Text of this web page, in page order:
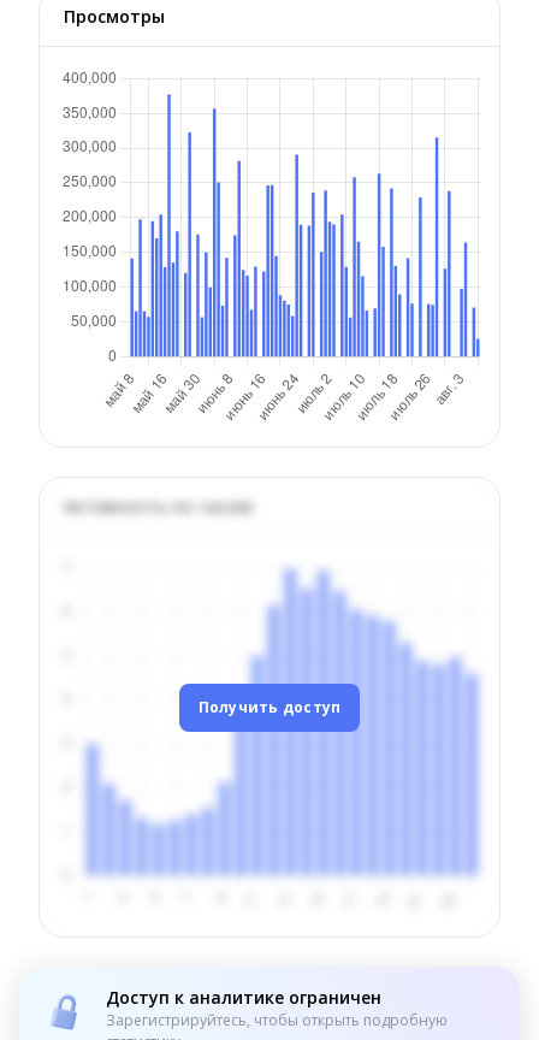
Просмотры
Активность по часам
Получить доступ
Доступ к аналитике ограничен
Зарегистрируйтесь, чтобы открыть подробную